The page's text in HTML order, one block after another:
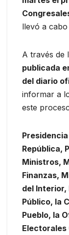
llevó a
A través de
publicada
del diario
informar a
este
República,
Ministros,
Finanzas,
del
Público, la
Pueblo, la
Electorales